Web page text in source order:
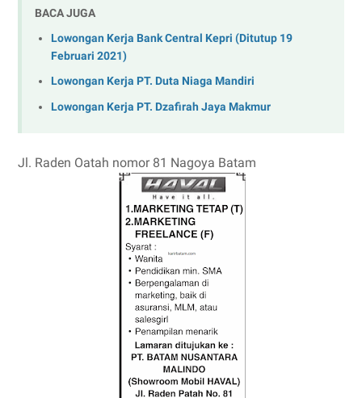
BACA JUGA
Lowongan Kerja Bank Central Kepri (Ditutup 19
Februari 2021)
Lowongan Kerja PT. Duta Niaga Mandiri
Lowongan Kerja PT. Dzafirah Jaya Makmur
Jl. Raden Oatah nomor 81 Nagoya Batam